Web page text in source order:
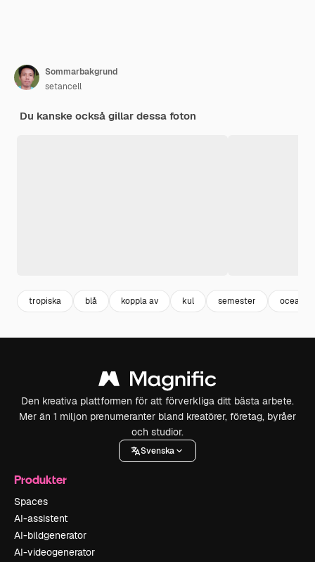
Sommarbakgrund
setancell
Du kanske också gillar dessa foton
tropiska blå koppla av kul semester ocean
Den kreativa plattformen för att förverkliga ditt bästa arbete.
Mer än 1 miljon prenumeranter bland kreatörer, företag, byråer
och studior.
Svenska
Produkter
Spaces
AI-assistent
AI-bildgenerator
AI-videogenerator